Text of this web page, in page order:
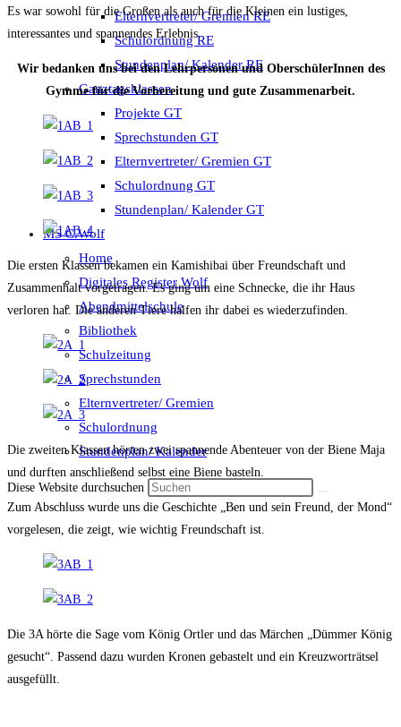
Elternvertreter/ Gremien RE
Schulordnung RE
Stundenplan/ Kalender RE
Ganztagsklassen
Projekte GT
Sprechstunden GT
Elternvertreter/ Gremien GT
Schulordnung GT
Stundenplan/ Kalender GT
MS C.Wolf
Home
Digitales Register Wolf
Abendmittelschule
Bibliothek
Schulzeitung
Sprechstunden
Elternvertreter/ Gremien
Schulordnung
Stundenplan/ Kalender
Diese Website durchsuchen
Es war sowohl für die Großen als auch für die Kleinen ein lustiges,
interessantes und spannendes Erlebnis.
Wir bedanken uns bei den Lehrpersonen und OberschülerInnen des
Gymme für die Vorbereitung und gute Zusammenarbeit.
Die ersten Klassen bekamen ein Kamishibai über Freundschaft und
Zusammenhalt vorgetragen. Es ging um eine Schnecke, die ihr Haus
verloren hat. Die anderen Tiere halfen ihr dabei es wiederzufinden.
Die zweiten Klassen hörten zwei spannende Abenteuer von der Biene Maja
und durften anschließend selbst eine Biene basteln.
Zum Abschluss wurde uns die Geschichte „Ben und sein Freund, der Mond“
vorgelesen, die zeigt, wie wichtig Freundschaft ist.
Die 3A hörte die Sage vom König Ortler und das Märchen „Dümmer König
gesucht“. Passend dazu wurden Kronen gebastelt und ein Kreuzworträtsel
ausgefüllt.